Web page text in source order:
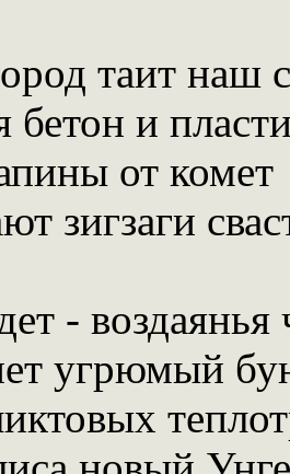
таит наш
бетон и
от комет
зигзаги
- воздаянья
угрюмый